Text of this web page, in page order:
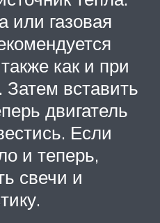
или газовая
как и при
вставить
двигатель
Если
и теперь,
свечи и